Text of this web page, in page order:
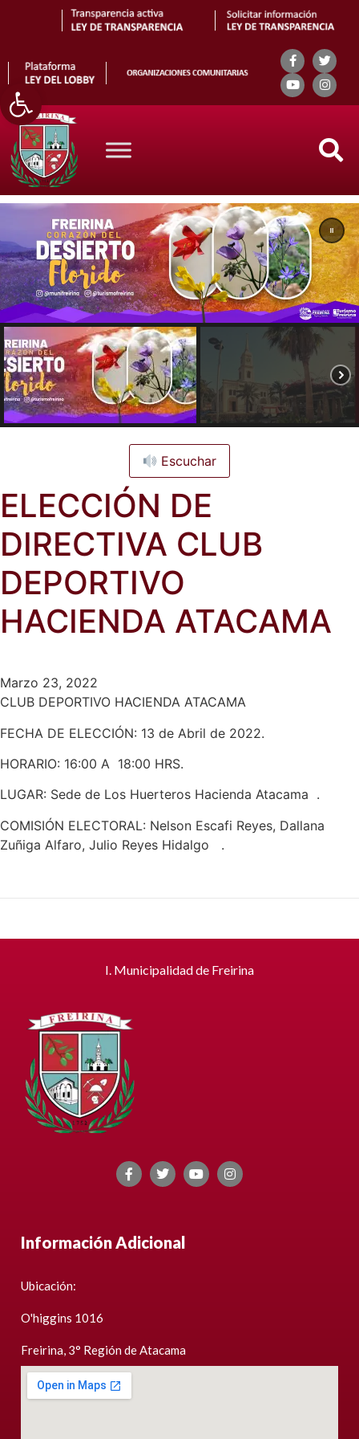
Abrir barra de herramientas
Search
Escuchar
ELECCIÓN DE
DIRECTIVA CLUB
DEPORTIVO
HACIENDA ATACAMA
Marzo 23, 2022
CLUB DEPORTIVO HACIENDA ATACAMA
FECHA DE ELECCIÓN: 13 de Abril de 2022.
HORARIO: 16:00 A 18:00 HRS.
LUGAR: Sede de Los Huerteros Hacienda Atacama .
COMISIÓN ELECTORAL: Nelson Escafi Reyes, Dallana
Zuñiga Alfaro, Julio Reyes Hidalgo .
I. Municipalidad de Freirina
Información Adicional
Ubicación:
O'higgins 1016
Freirina, 3° Región de Atacama